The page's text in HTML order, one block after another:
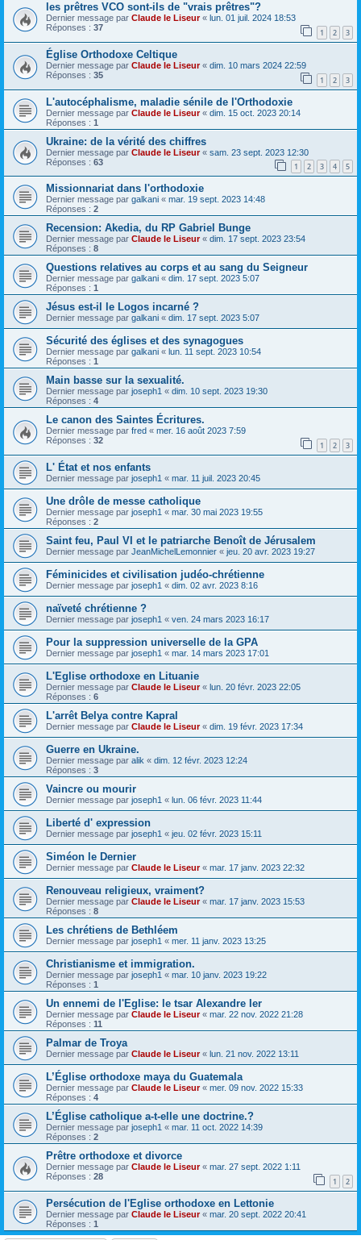
les prêtres VCO sont-ils de "vrais prêtres"?
Dernier message par Claude le Liseur« lun. 01 juil. 2024 18:53
Réponses : 37 1 2 3
Église Orthodoxe Celtique
Dernier message par Claude le Liseur« dim. 10 mars 2024 22:59
Réponses : 35 1 2 3
L'autocéphalisme, maladie sénile de l'Orthodoxie
Dernier message par Claude le Liseur« dim. 15 oct. 2023 20:14
Réponses : 1
Ukraine: de la vérité des chiffres
Dernier message par Claude le Liseur« sam. 23 sept. 2023 12:30
Réponses : 63 1 2 3 4 5
Missionnariat dans l'orthodoxie
Dernier message par galkani « mar. 19 sept. 2023 14:48
Réponses : 2
Recension: Akedia, du RP Gabriel Bunge
Dernier message par Claude le Liseur« dim. 17 sept. 2023 23:54
Réponses : 8
Questions relatives au corps et au sang du Seigneur
Dernier message par galkani « dim. 17 sept. 2023 5:07
Réponses : 1
Jésus est-il le Logos incarné ?
Dernier message par galkani « dim. 17 sept. 2023 5:07
Sécurité des églises et des synagogues
Dernier message par galkani « lun. 11 sept. 2023 10:54
Réponses : 1
Main basse sur la sexualité.
Dernier message par joseph1 « dim. 10 sept. 2023 19:30
Réponses : 4
Le canon des Saintes Écritures.
Dernier message par fred « mer. 16 août 2023 7:59
Réponses : 32 1 2 3
L' État et nos enfants
Dernier message par joseph1 « mar. 11 juil. 2023 20:45
Une drôle de messe catholique
Dernier message par joseph1 « mar. 30 mai 2023 19:55
Réponses : 2
Saint feu, Paul VI et le patriarche Benoît de Jérusalem
Dernier message par JeanMichelLemonnier « jeu. 20 avr. 2023 19:27
Féminicides et civilisation judéo-chrétienne
Dernier message par joseph1 « dim. 02 avr. 2023 8:16
naïveté chrétienne ?
Dernier message par joseph1 « ven. 24 mars 2023 16:17
Pour la suppression universelle de la GPA
Dernier message par joseph1 « mar. 14 mars 2023 17:01
L'Eglise orthodoxe en Lituanie
Dernier message par Claude le Liseur« lun. 20 févr. 2023 22:05
Réponses : 6
L'arrêt Belya contre Kapral
Dernier message par Claude le Liseur« dim. 19 févr. 2023 17:34
Guerre en Ukraine.
Dernier message par alik « dim. 12 févr. 2023 12:24
Réponses : 3
Vaincre ou mourir
Dernier message par joseph1 « lun. 06 févr. 2023 11:44
Liberté d' expression
Dernier message par joseph1 « jeu. 02 févr. 2023 15:11
Siméon le Dernier
Dernier message par Claude le Liseur« mar. 17 janv. 2023 22:32
Renouveau religieux, vraiment?
Dernier message par Claude le Liseur« mar. 17 janv. 2023 15:53
Réponses : 8
Les chrétiens de Bethléem
Dernier message par joseph1 « mer. 11 janv. 2023 13:25
Christianisme et immigration.
Dernier message par joseph1 « mar. 10 janv. 2023 19:22
Réponses : 1
Un ennemi de l'Eglise: le tsar Alexandre Ier
Dernier message par Claude le Liseur« mar. 22 nov. 2022 21:28
Réponses : 11
Palmar de Troya
Dernier message par Claude le Liseur« lun. 21 nov. 2022 13:11
L’Église orthodoxe maya du Guatemala
Dernier message par Claude le Liseur« mer. 09 nov. 2022 15:33
Réponses : 4
L’Église catholique a-t-elle une doctrine.?
Dernier message par joseph1 « mar. 11 oct. 2022 14:39
Réponses : 2
Prêtre orthodoxe et divorce
Dernier message par Claude le Liseur« mar. 27 sept. 2022 1:11
Réponses : 28 1 2
Persécution de l'Eglise orthodoxe en Lettonie
Dernier message par Claude le Liseur« mar. 20 sept. 2022 20:41
Réponses : 1